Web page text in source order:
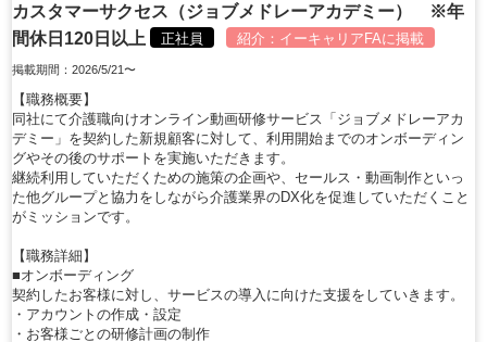
カスタマーサクセス（ジョブメドレーアカデミー） ※年
間休日120日以上
正社員 紹介： イーキャリアFAに掲載
掲載期間：2026/5/21〜
【職務概要】
同社にて介護職向けオンライン動画研修サービス「ジョブメドレーアカ
デミー」を契約した新規顧客に対して、利用開始までのオンボーディン
グやその後のサポートを実施いただきます。
継続利用していただくための施策の企画や、セールス・動画制作といっ
た他グループと協力をしながら介護業界のDX化を促進していただくこと
がミッションです。
【職務詳細】
■オンボーディング
契約したお客様に対し、サービスの導入に向けた支援をしていきます。
・アカウントの作成・設定
・お客様ごとの研修計画の制作